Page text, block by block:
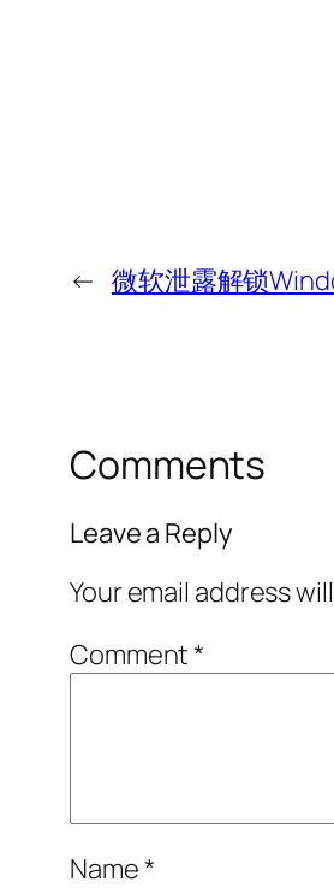
← 微软泄露解锁
Comments
Leave a Reply
Your email address
Comment*
Name*